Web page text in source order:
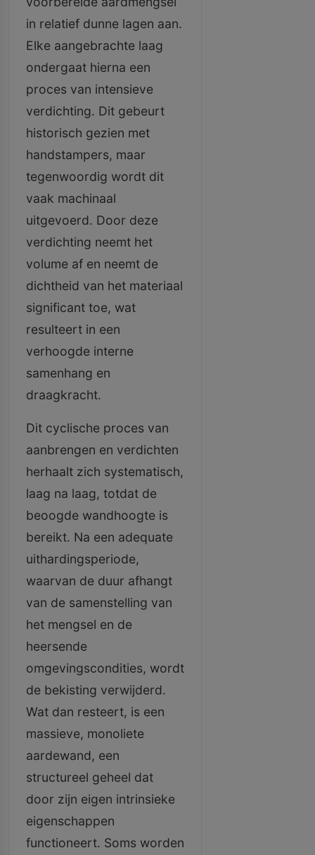
in relatief dunne lagen aan.
Elke aangebrachte laag
ondergaat hierna een
proces van intensieve
verdichting. Dit gebeurt
historisch gezien met
handstampers, maar
tegenwoordig wordt dit
vaak machinaal
uitgevoerd. Door deze
verdichting neemt het
volume af en neemt de
dichtheid van het materiaal
significant toe, wat
resulteert in een
verhoogde interne
samenhang en
draagkracht.
Dit cyclische proces van
aanbrengen en verdichten
herhaalt zich systematisch,
laag na laag, totdat de
beoogde wandhoogte is
bereikt. Na een adequate
uithardingsperiode,
waarvan de duur afhangt
van de samenstelling van
het mengsel en de
heersende
omgevingscondities, wordt
de bekisting verwijderd.
Wat dan resteert, is een
massieve, monoliete
aardewand, een
structureel geheel dat
door zijn eigen intrinsieke
eigenschappen
functioneert. Soms worden